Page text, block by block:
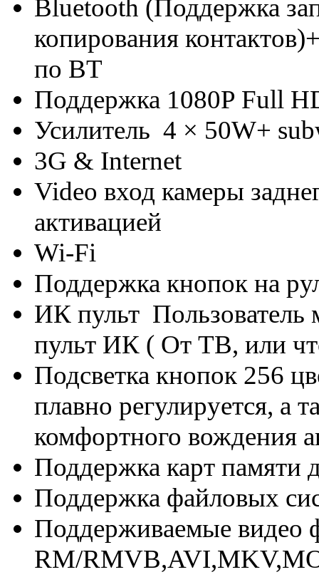
Bluetooth (Поддержка
копирования
по BT
Поддержка 1080P Full
Усилитель 4 × 50W+
3G & Internet
Video вход камеры
активацией
Wi-Fi
Поддержка кнопок на
ИК пульт Пользователь
пульт ИК ( От ТВ, или
Подсветка кнопок 256
плавно регулируется, а
комфортного вождения
Поддержка карт памяти
Поддержка файловых
Поддерживаемые видео
RM/